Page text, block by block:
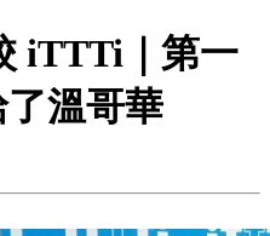
iTTTi｜第一
溫哥華